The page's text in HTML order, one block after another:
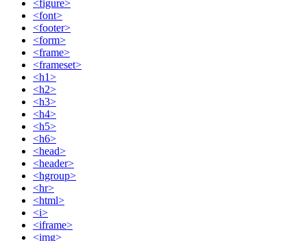
<figure>
<font>
<footer>
<form>
<frame>
<frameset>
<h1>
<h2>
<h3>
<h4>
<h5>
<h6>
<head>
<header>
<hgroup>
<hr>
<html>
<i>
<iframe>
<img>